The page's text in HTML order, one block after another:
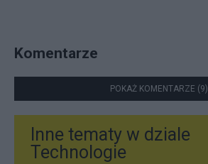
Komentarze
POKAŻ KOMENTARZE (9)
Inne tematy w dziale
Technologie